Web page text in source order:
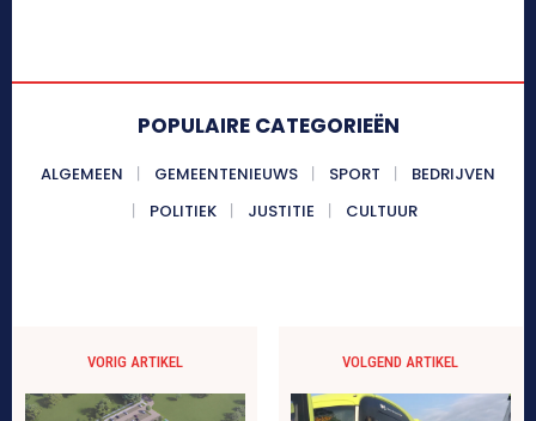
POPULAIRE CATEGORIEËN
ALGEMEEN GEMEENTENIEUWS SPORT
BEDRIJVEN
POLITIEK
JUSTITIE CULTUUR
VORIG ARTIKEL VOLGEND ARTIKEL